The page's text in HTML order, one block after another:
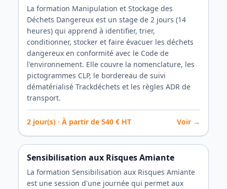
La formation Manipulation et Stockage des
Déchets Dangereux est un stage de 2 jours (14
heures) qui apprend à identifier, trier,
conditionner, stocker et faire évacuer les déchets
dangereux en conformité avec le Code de
l'environnement. Elle couvre la nomenclature, les
pictogrammes CLP, le bordereau de suivi
dématérialisé Trackdéchets et les règles ADR de
transport.
2 jour(s) · À partir de 540 € HT Voir →
Sensibilisation aux Risques Amiante
La formation Sensibilisation aux Risques Amiante
est une session d'une journée qui permet aux